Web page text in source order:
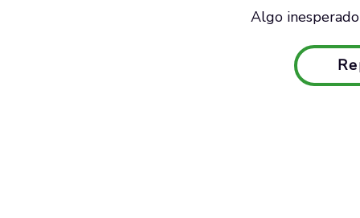
Algo